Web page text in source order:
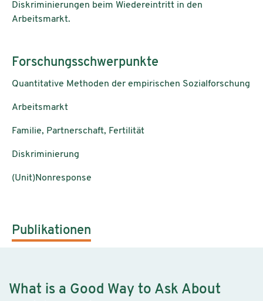
Diskriminierungen beim Wiedereintritt in den
Arbeitsmarkt.
Forschungsschwerpunkte
Quantitative Methoden der empirischen Sozialforschung
Arbeitsmarkt
Familie, Partnerschaft, Fertilität
Diskriminierung
(Unit)Nonresponse
Publikationen
What is a Good Way to Ask About